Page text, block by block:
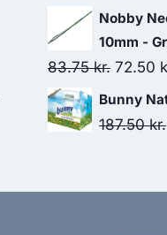
25.00
Nobby
10mm -
83.75kr. Den
pris
72.50
Bunny
187.50kr.